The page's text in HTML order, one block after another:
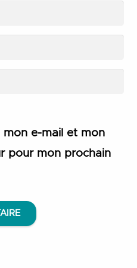
mon e-mail et mon
pour mon prochain